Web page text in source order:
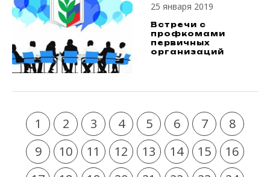
25 января 2019
Встречи с
профкомами
первичных
организаций
1 2 3 4 5 6 7
8
9
10 11 12 13 14 15
16